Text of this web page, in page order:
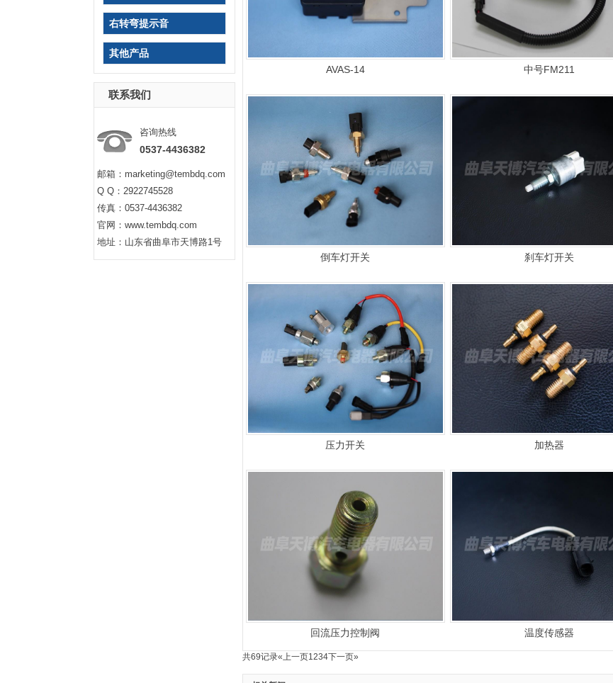
右转弯提示音
其他产品
联系我们
咨询热线
0537-4436382
邮箱：marketing@tembdq.com
Q Q：2922745528
传真：0537-4436382
官网：www.tembdq.com
地址：山东省曲阜市天博路1号
AVAS-14 中号FM211
倒车灯开关 刹车灯开关
压力开关 加热器
回流压力控制阀 温度传感器
共69记录«上一页1234下一页»